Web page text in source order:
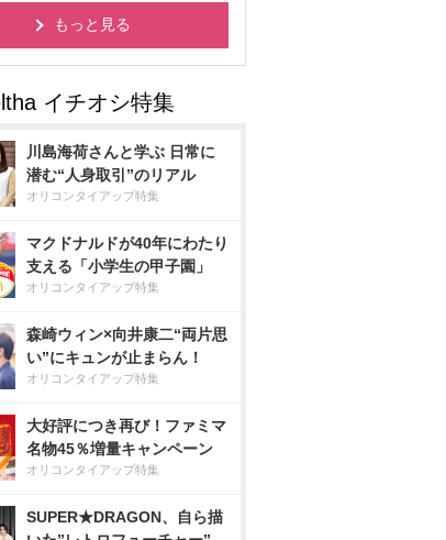
もっと見る
川島海荷さんと学ぶ 日常に
潜む“人身取引”のリアル
オリコンタイアップ特集
マクドナルドが40年にわたり
支える「小学生の甲子園」
オリコンタイアップ特集
森崎ウィン×向井康二“両片思
い”にキュンが止まらん！
オリコンタイアップ特集
大好評につき再び！ファミマ
名物45％増量キャンペーン
オリコンタイアップ特集
SUPER★DRAGON、自ら描